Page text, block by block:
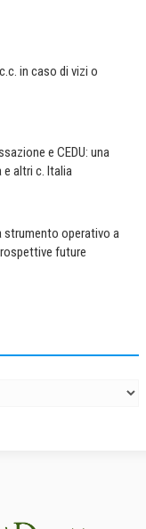
in caso di vizi o
e CEDU: una
e altri c. Italia
strumento operativo a
future